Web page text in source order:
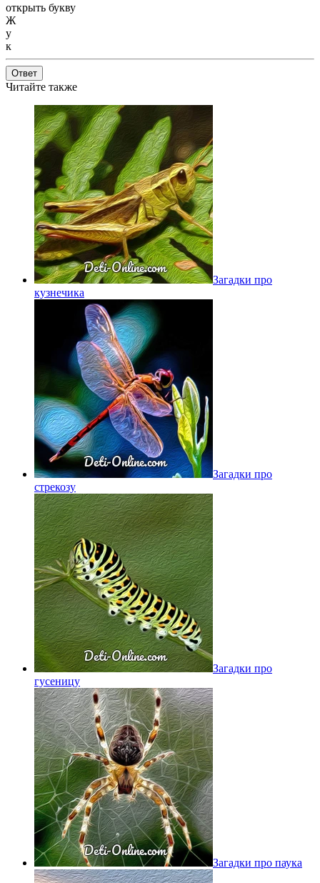
открыть букву
Ж
у
к
Ответ
Читайте также
Загадки про
кузнечика
Загадки про
стрекозу
Загадки про
гусеницу
Загадки про паука